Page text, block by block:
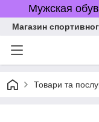
Мужская
Магазин
Товари та